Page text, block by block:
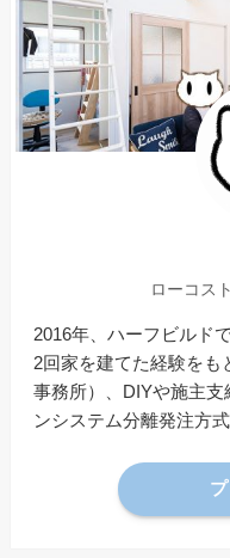
ローコス
2016年、ハーフビルド
2回家を建てた経験を
事務所）、DIYや施主
ンシステム分離発注方式